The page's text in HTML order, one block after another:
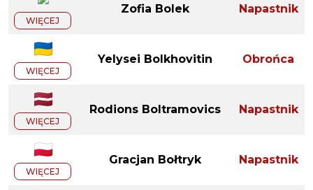
WIĘCEJ
Zofia Bolek Napastnik
WIĘCEJ
Yelysei Bolkhovitin Obrońca
WIĘCEJ
Rodions Boltramovics Napastnik
WIĘCEJ
Gracjan Bołtryk Napastnik